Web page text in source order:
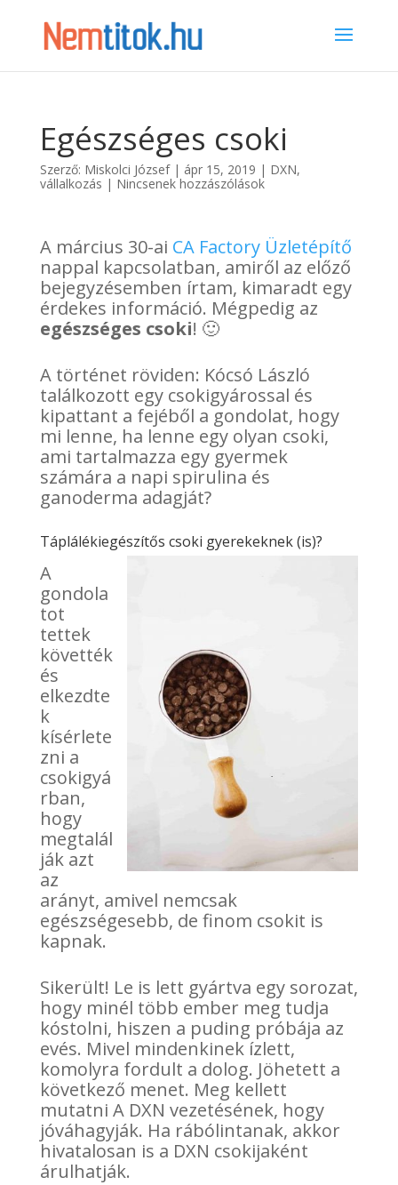
Egészséges csoki
Szerző: Miskolci József| ápr 15, 2019 | DXN,
vállalkozás | Nincsenek hozzászólások
A március 30-ai CA Factory Üzletépítő
nappal kapcsolatban, amiről az előző
bejegyzésemben írtam, kimaradt egy
érdekes információ. Mégpedig az
egészséges csoki! 🙂
A történet röviden: Kócsó László
találkozott egy csokigyárossal és
kipattant a fejéből a gondolat, hogy
mi lenne, ha lenne egy olyan csoki,
ami tartalmazza egy gyermek
számára a napi spirulina és
ganoderma adagját?
Táplálékiegészítős csoki gyerekeknek (is)?
A
gondola
tot
tettek
követték
és
elkezdte
k
kísérlete
zni a
csokigyá
rban,
hogy
megtalál
ják azt
az
arányt, amivel nemcsak
egészségesebb, de finom csokit is
kapnak.
Sikerült! Le is lett gyártva egy sorozat,
hogy minél több ember meg tudja
kóstolni, hiszen a puding próbája az
evés. Mivel mindenkinek ízlett,
komolyra fordult a dolog. Jöhetett a
következő menet. Meg kellett
mutatni A DXN vezetésének, hogy
jóváhagyják. Ha rábólintanak, akkor
hivatalosan is a DXN csokijaként
árulhatják.